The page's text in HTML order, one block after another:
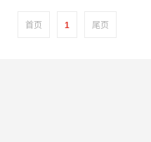
首页 1 尾页